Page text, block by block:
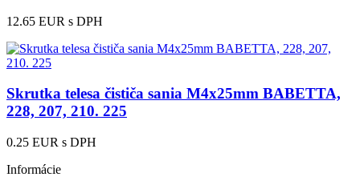
12.65 EUR s DPH
Skrutka telesa čističa sania M4x25mm BABETTA,
228, 207, 210. 225
0.25 EUR s DPH
Informácie